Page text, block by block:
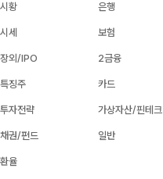
시황
시세
장외/IPO
특징주
투자전략
채권/펀드
환율
은행
보험
2금융
카드
가상자산/핀테크
일반